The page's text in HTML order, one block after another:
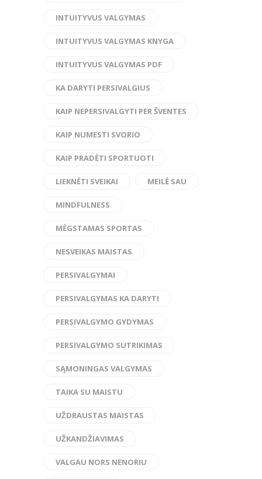
INTUITYVUS VALGYMAS
INTUITYVUS VALGYMAS KNYGA
INTUITYVUS VALGYMAS PDF
KA DARYTI PERSIVALGIUS
KAIP NEPERSIVALGYTI PER ŠVENTES
KAIP NUMESTI SVORIO
KAIP PRADĖTI SPORTUOTI
LIEKNĖTI SVEIKAI MEILĖ SAU
MINDFULNESS
MĖGSTAMAS SPORTAS
NESVEIKAS MAISTAS
PERSIVALGYMAI
PERSIVALGYMAS KA DARYTI
PERSIVALGYMO GYDYMAS
PERSIVALGYMO SUTRIKIMAS
SĄMONINGAS VALGYMAS
TAIKA SU MAISTU
UŽDRAUSTAS MAISTAS
UŽKANDŽIAVIMAS
VALGAU NORS NENORIU